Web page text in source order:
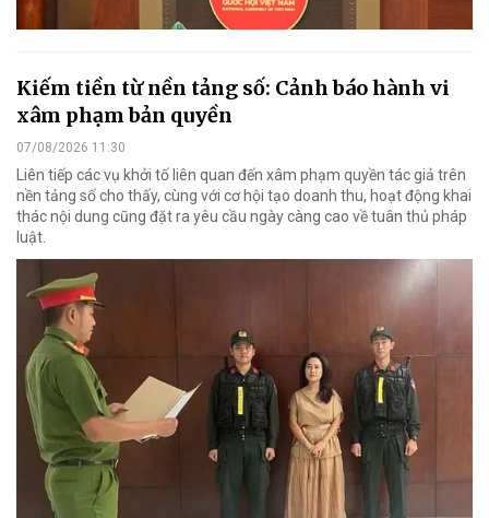
Kiếm tiền từ nền tảng số: Cảnh báo hành vi
xâm phạm bản quyền
07/08/2026 11:30
Liên tiếp các vụ khởi tố liên quan đến xâm phạm quyền tác giả trên
nền tảng số cho thấy, cùng với cơ hội tạo doanh thu, hoạt động khai
thác nội dung cũng đặt ra yêu cầu ngày càng cao về tuân thủ pháp
luật.